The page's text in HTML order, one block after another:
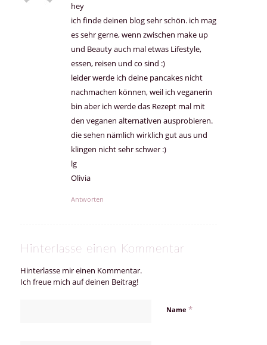
hey
ich finde deinen blog sehr schön. ich mag
es sehr gerne, wenn zwischen make up
und Beauty auch mal etwas Lifestyle,
essen, reisen und co sind :)
leider werde ich deine pancakes nicht
nachmachen können, weil ich veganerin
bin aber ich werde das Rezept mal mit
den veganen alternativen ausprobieren.
die sehen nämlich wirklich gut aus und
klingen nicht sehr schwer :)
lg
Olivia
Antworten
Hinterlasse einen Kommentar
Hinterlasse mir einen Kommentar.
Ich freue mich auf deinen Beitrag!
Name *